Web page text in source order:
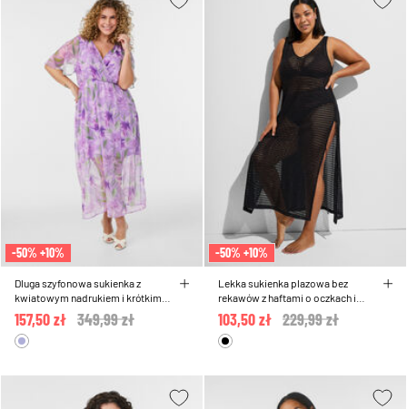
-50% +10%
Dluga szyfonowa sukienka z
kwiatowym nadrukiem i krótkimi
rekawami
Price reduced from
349,99 zł
157,50 zł
-50% +10%
Lekka sukienka plazowa bez
rekawów z haftami o oczkach i
rozcieciami po bokachPrice reduced from
229,99 zł
103,50 zł